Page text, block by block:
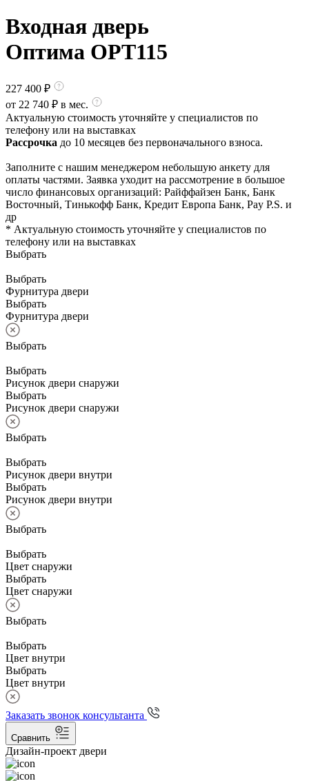
Входная дверь
Оптима OPT115
227 400 ₽
от 22 740 ₽ в мес.
Актуальную стоимость уточняйте у специалистов по
телефону или на выставках
Рассрочка до 10 месяцев без первоначального взноса.
Заполните с нашим менеджером небольшую анкету для
оплаты частями. Заявка уходит на рассмотрение в большое
число финансовых организаций: Райффайзен Банк, Банк
Восточный, Тинькофф Банк, Кредит Европа Банк, Pay P.S. и
др
* Актуальную стоимость уточняйте у специалистов по
телефону или на выставках
Выбрать
Выбрать
Фурнитура двери
Выбрать
Фурнитура двери
Выбрать
Выбрать
Рисунок двери снаружи
Выбрать
Рисунок двери снаружи
Выбрать
Выбрать
Рисунок двери внутри
Выбрать
Рисунок двери внутри
Выбрать
Выбрать
Цвет снаружи
Выбрать
Цвет снаружи
Выбрать
Выбрать
Цвет внутри
Выбрать
Цвет внутри
Заказать звонок консультанта
Сравнить
Дизайн-проект двери